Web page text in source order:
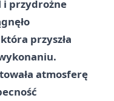
i przydrożne
przyszła
atmosferę